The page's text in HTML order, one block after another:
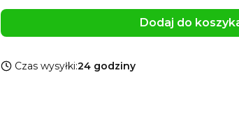
Dodaj do
Czas wysyłki:24 godziny